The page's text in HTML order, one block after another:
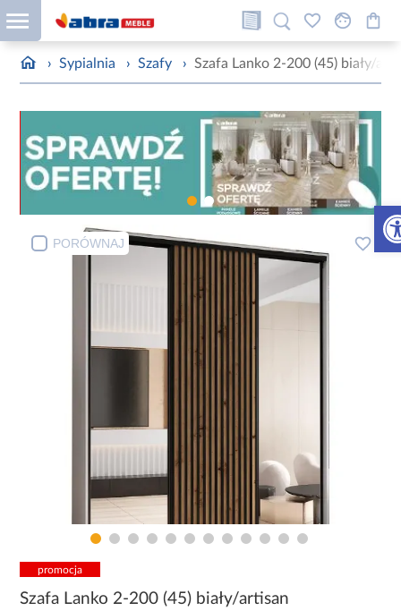
› Sypialnia › Szafy › Szafa Lanko 2-200 (45) biały/
PORÓWNAJ
promocja
Szafa Lanko 2-200 (45) biały/artisan